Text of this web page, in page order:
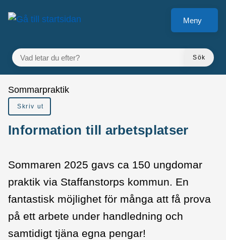
Gå till innehåll
till sidomeny
Meny
VAD LETAR DU EFTER?
Sök
Du är här:
Sommarpraktik
Skriv ut
Information till arbetsplatser
Sommaren 2025 gavs ca 150 ungdomar
praktik via Staffanstorps kommun. En
fantastisk möjlighet för många att få prova
på ett arbete under handledning och
samtidigt tjäna egna pengar!